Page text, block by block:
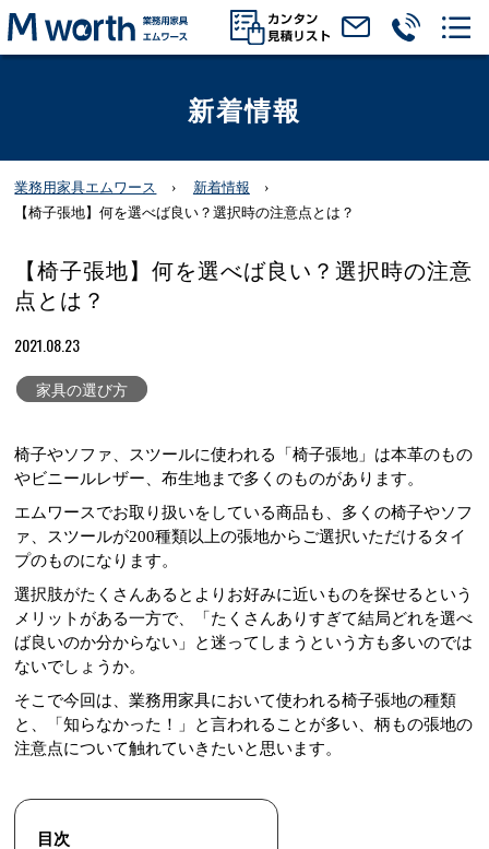
新着情報
業務用家具エムワース
新着情報
【椅子張地】何を選べば良い？選択時の注意点とは？
【椅子張地】何を選べば良い？選択時の注意
点とは？
2021.08.23
家具の選び方
椅子やソファ、スツールに使われる「椅子張地」は本革のもの
やビニールレザー、布生地まで多くのものがあります。
エムワースでお取り扱いをしている商品も、多くの椅子やソフ
ァ、スツールが200種類以上の張地からご選択いただけるタイ
プのものになります。
選択肢がたくさんあるとよりお好みに近いものを探せるという
メリットがある一方で、「たくさんありすぎて結局どれを選べ
ば良いのか分からない」と迷ってしまうという方も多いのでは
ないでしょうか。
そこで今回は、業務用家具において使われる椅子張地の種類
と、「知らなかった！」と言われることが多い、柄もの張地の
注意点について触れていきたいと思います。
目次